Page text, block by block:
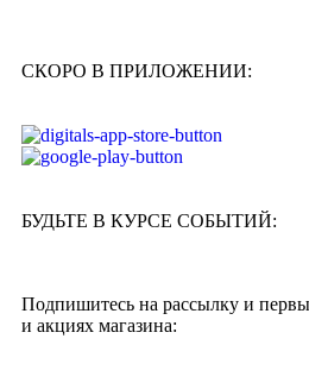
СКОРО В ПРИЛОЖЕНИИ:
БУДЬТЕ В КУРСЕ СОБЫТИЙ:
Подпишитесь на рассылку и
и акциях магазина: